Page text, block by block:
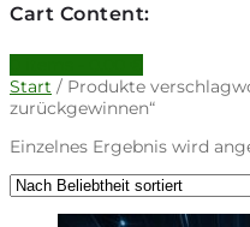
Cart Content:
Start / Produkte
zurückgewinnen“
Einzelnes Ergebnis wird